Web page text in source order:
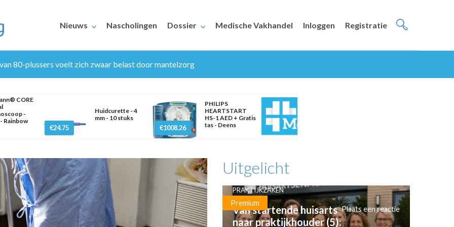
Nieuws Nascholingen Dossier Medische Vakhandel Inloggen Registratie
80-plussers voelt zich zwaar belast door mantelzorg
CORE
-
Rainbow
€24.75
Huidcurette - 4
mm - 10 stuks
€1008.26
PHILIPS
HEARTSTART
HS-1 AED + Gratis
tas - Deens
Uitgelicht
Premium
PRAKTIJKZAKEN
Van startende huisarts
naar praktijkhouder (5):
Plaats een reactie